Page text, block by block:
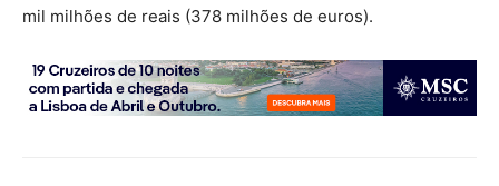
mil milhões de reais (378 milhões de euros).